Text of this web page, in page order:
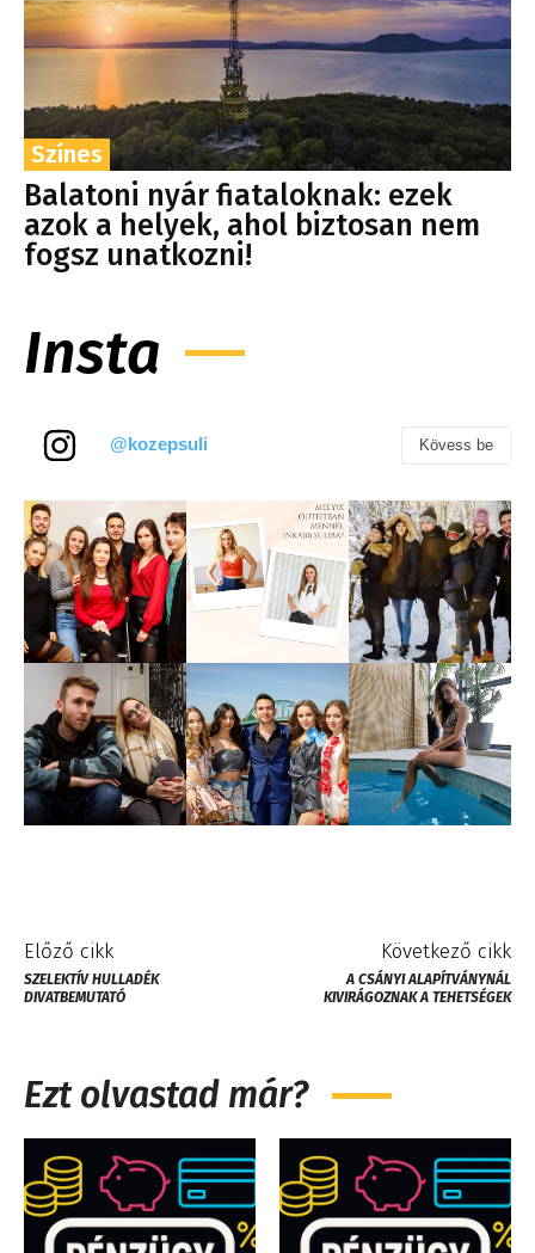
Színes
Balatoni nyár fiataloknak: ezek
azok a helyek, ahol biztosan nem
fogsz unatkozni!
Insta
@kozepsuli Kövess be
Előző cikk
SZELEKTÍV HULLADÉK
DIVATBEMUTATÓ
Következő cikk
A CSÁNYI ALAPÍTVÁNYNÁL
KIVIRÁGOZNAK A TEHETSÉGEK
Ezt olvastad már?